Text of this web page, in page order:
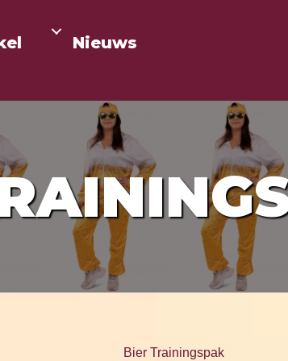
Nieuws
Bier Trainingspak